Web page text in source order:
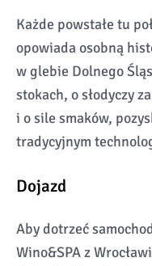
Każde powstałe tu
opowiada osobną
w glebie Dolnego
stokach, o słodyczy
i o sile smaków,
tradycyjnym
Dojazd
Aby dotrzeć
Wino&SPA z